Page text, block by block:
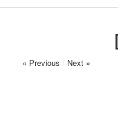
« Previous / Next »